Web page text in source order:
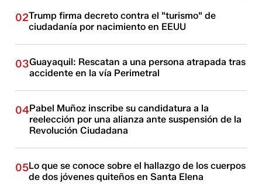
02Trump firma decreto contra el "turismo" de
ciudadanía por nacimiento en EEUU
03Guayaquil: Rescatan a una persona atrapada tras
accidente en la vía Perimetral
04Pabel Muñoz inscribe su candidatura a la
reelección por una alianza ante suspensión de la
Revolución Ciudadana
05Lo que se conoce sobre el hallazgo de los cuerpos
de dos jóvenes quiteños en Santa Elena